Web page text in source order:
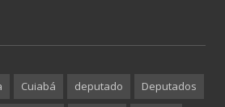
Cuiabá deputado Deputados